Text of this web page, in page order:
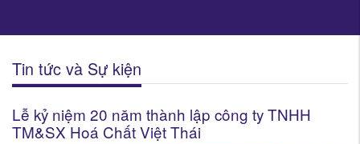
Tin tức và Sự kiện
Lễ kỷ niệm 20 năm thành lập công ty TNHH
TM&SX Hoá Chất Việt Thái